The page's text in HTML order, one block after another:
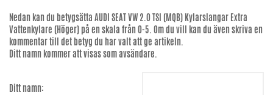
Nedan kan du betygsätta AUDI SEAT VW 2.0 TSI (MQB) Kylarslangar Extra
Vattenkylare (Höger) på en skala från 0-5. Om du vill kan du även skriva en
kommentar till det betyg du har valt att ge artikeln.
Ditt namn kommer att visas som avsändare.
Ditt namn: